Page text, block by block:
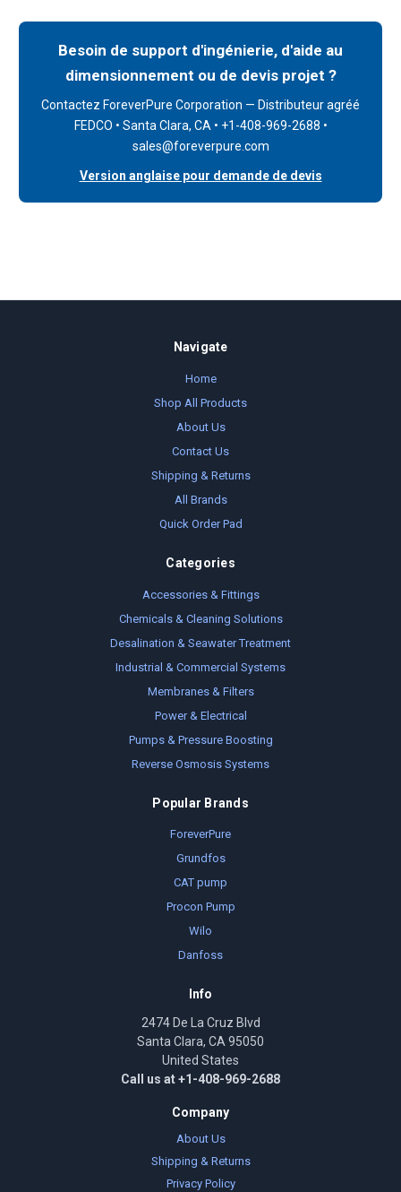
Besoin de support d'ingénierie, d'aide au
dimensionnement ou de devis projet ?
Contactez ForeverPure Corporation — Distributeur agréé
FEDCO • Santa Clara, CA • +1-408-969-2688 •
sales@foreverpure.com
Version anglaise pour demande de devis
Navigate
Home
Shop All Products
About Us
Contact Us
Shipping & Returns
All Brands
Quick Order Pad
Categories
Accessories & Fittings
Chemicals & Cleaning Solutions
Desalination & Seawater Treatment
Industrial & Commercial Systems
Membranes & Filters
Power & Electrical
Pumps & Pressure Boosting
Reverse Osmosis Systems
Popular Brands
ForeverPure
Grundfos
CAT pump
Procon Pump
Wilo
Danfoss
Info
2474 De La Cruz Blvd
Santa Clara, CA 95050
United States
Call us at +1-408-969-2688
Company
About Us
Shipping & Returns
Privacy Policy